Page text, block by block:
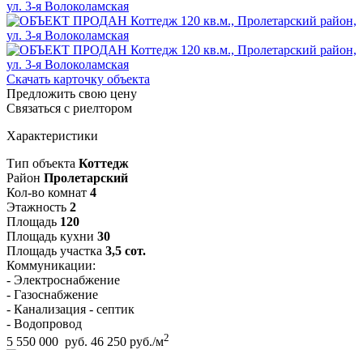
Скачать карточку объекта
Предложить свою цену
Связаться с риелтором
Характеристики
Тип объекта Коттедж
Район Пролетарский
Кол-во комнат 4
Этажность 2
Площадь 120
Площадь кухни 30
Площадь участка 3,5 сот.
Коммуникации:
- Электроснабжение
- Газоснабжение
- Канализация - септик
- Водопровод
5 550 000 руб. 46 250 руб./м2